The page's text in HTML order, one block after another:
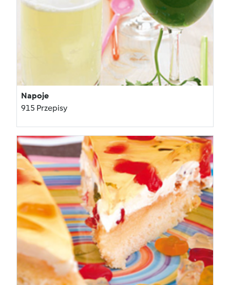
Napoje
915 Przepisy